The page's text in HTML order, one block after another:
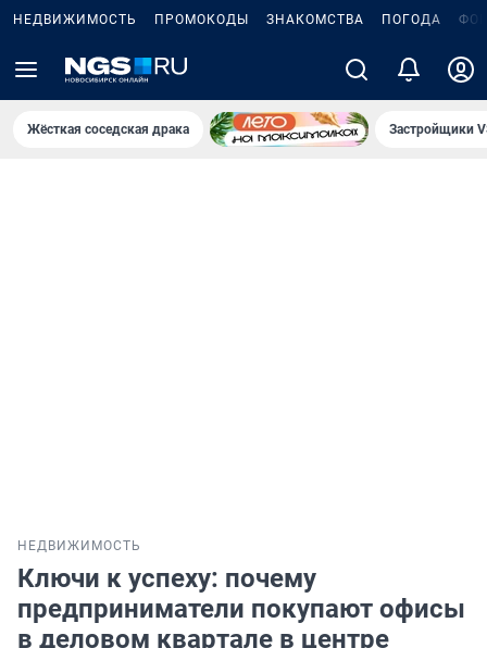
НЕДВИЖИМОСТЬ ПРОМОКОДЫ ЗНАКОМСТВА ПОГОДА
Жёсткая соседская драка Застройщики
НЕДВИЖИМОСТЬ
Ключи к успеху: почему
предприниматели покупают офисы
в деловом квартале в центре